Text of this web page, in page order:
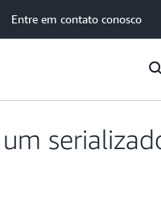
Entre em contato conosco